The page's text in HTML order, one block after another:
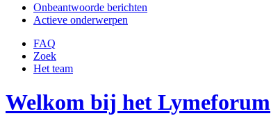
Onbeantwoorde berichten
Actieve onderwerpen
FAQ
Zoek
Het team
Welkom bij het Lymeforum